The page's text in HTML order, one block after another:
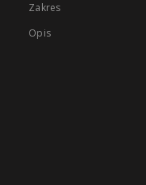
Zakres
Opis